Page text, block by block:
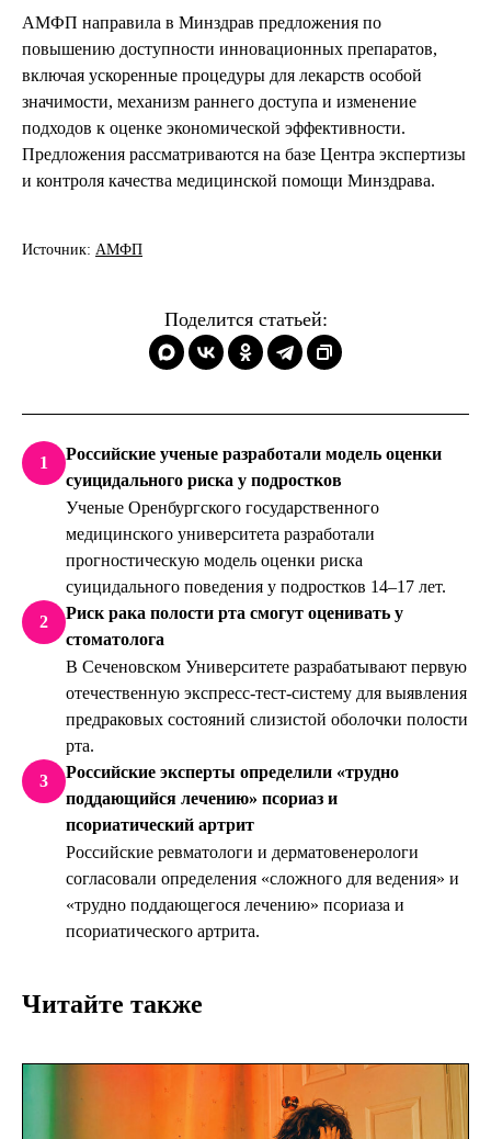
АМФП направила в Минздрав предложения по
повышению доступности инновационных препаратов,
включая ускоренные процедуры для лекарств особой
значимости, механизм раннего доступа и изменение
подходов к оценке экономической эффективности.
Предложения рассматриваются на базе Центра экспертизы
и контроля качества медицинской помощи Минздрава.
Источник: АМФП
Поделится статьей:
1
Российские ученые разработали модель оценки
суицидального риска у подростков
Ученые Оренбургского государственного
медицинского университета разработали
прогностическую модель оценки риска
суицидального поведения у подростков 14–17 лет.
2
Риск рака полости рта смогут оценивать у
стоматолога
В Сеченовском Университете разрабатывают первую
отечественную экспресс-тест-систему для выявления
предраковых состояний слизистой оболочки полости
рта.
3
Российские эксперты определили «трудно
поддающийся лечению» псориаз и
псориатический артрит
Российские ревматологи и дерматовенерологи
согласовали определения «сложного для ведения» и
«трудно поддающегося лечению» псориаза и
псориатического артрита.
Читайте также